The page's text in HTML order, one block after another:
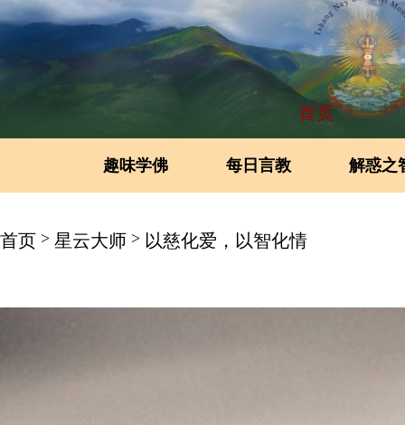
首页
趣味学佛 每日言教 解惑之
首页 > 星云大师 > 以慈化爱，以智化情